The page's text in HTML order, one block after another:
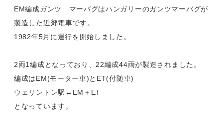
EM編成ガンツ マーバグはハンガリーのガンツマーバグが
製造した近郊電車です。
1982年5月に運行を開始しました。
2両1編成となっており、22編成44両が製造されました。
編成はEM(モーター車)とET(付随車)
ウェリントン駅←EM＋ET
となっています。